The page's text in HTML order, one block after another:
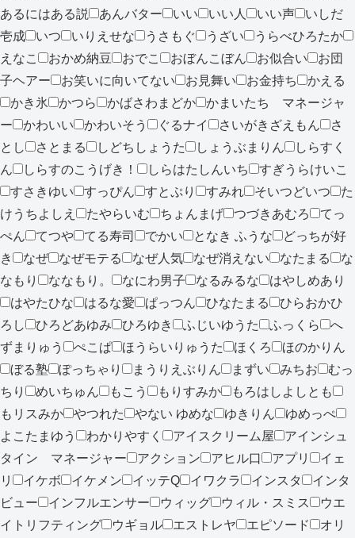
あるにはある説
あんバター いい いい人 いい声
いしだ
壱成
いつ いりえせな うさもぐ うざい
うらべひろたか
えなこ
おかめ納豆 おでこ おぼんこぼん お似合い
お団
子ヘアー
お笑いに向いてない お見舞い お金持ち
かえる
かき氷
かつら かばさわまどか
かまいたち マネージャ
ー
かわいい かわいそう ぐるナイ さいがきざえもん
さ
とし
さとまる しどちしょうた しょうぶまりん
しらすく
ん
しらすのこうげき！ しらはたしんいち
すぎうらけいこ
すさきゆい
すっぴん すとぷり すみれ そいつどいつ
た
けうちよしえ
たやらいむ ちょんまげ つづきあむろ
てっ
ぺん
てつや てる寿司 でかい となき ふうな
どっちが好
き
なぜ なぜモテる なぜ人気 なぜ消えない なたまる
な
なもり
ななもり。 なにわ男子 なるみるな
はやしめあり
はやたひな
はるな愛 ぱっつん ひなたまる
ひらおかひ
ろし
ひろどあゆみ ひろゆき ふじいゆうた ふっくら
へ
ずまりゅう
ぺこぱ ほうらいりゅうた ほくろ
ほのかりん
ぼる塾
ぽっちゃり まうりえぶりん まずい みちお
むっ
ちり
めいちゅん もこう もりすみか
もろはしよしとも
もリスみか
やつれた やない ゆめな ゆきりん
ゆめっぺ
よこたまゆう
わかりやすく アイスクリーム屋
アインシュ
タイン マネージャー
アクション アヒル口 アプリ
イェ
リ
イケボ イケメン イッテQ イワクラ インスタ
インタ
ビュー
インフルエンサー ウィッグ ウィル・スミス
ウエ
イトリフティング
ウギョル エストレヤ エピソード
オリ